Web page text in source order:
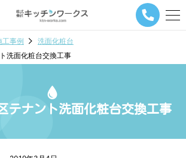
メ
ナ
ボ
工事例
洗面化粧台
洗面化粧台交換工事
テナント洗面化粧台交換工事